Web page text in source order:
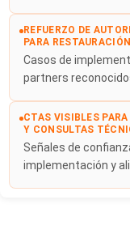
REFUERZO DE
PARA
Casos de
partners
CTAS VISIBLES
Y CONSULTAS
Señales de
implementación y